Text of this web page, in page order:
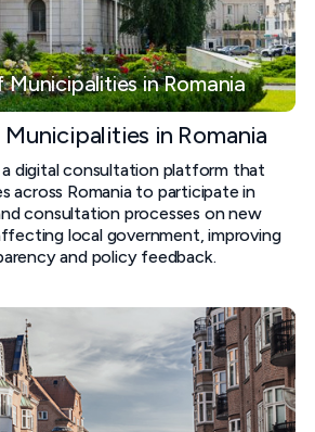
in Romania
in Romania
a digital consultation platform that
across Romania to participate in
consultation processes on new
local government, improving
and policy feedback.